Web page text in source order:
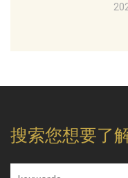
搜索您想要了